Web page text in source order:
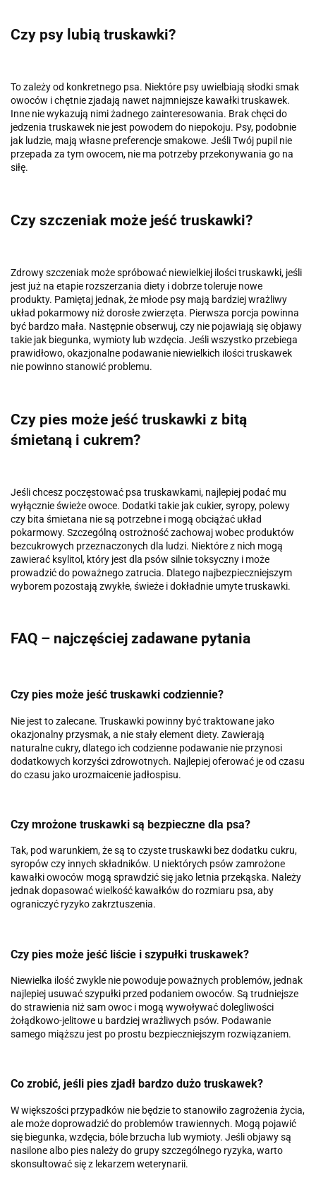
Czy psy lubią truskawki?
To zależy od konkretnego psa. Niektóre psy uwielbiają słodki smak
owoców i chętnie zjadają nawet najmniejsze kawałki truskawek.
Inne nie wykazują nimi żadnego zainteresowania. Brak chęci do
jedzenia truskawek nie jest powodem do niepokoju. Psy, podobnie
jak ludzie, mają własne preferencje smakowe. Jeśli Twój pupil nie
przepada za tym owocem, nie ma potrzeby przekonywania go na
siłę.
Czy szczeniak może jeść truskawki?
Zdrowy szczeniak może spróbować niewielkiej ilości truskawki, jeśli
jest już na etapie rozszerzania diety i dobrze toleruje nowe
produkty. Pamiętaj jednak, że młode psy mają bardziej wrażliwy
układ pokarmowy niż dorosłe zwierzęta. Pierwsza porcja powinna
być bardzo mała. Następnie obserwuj, czy nie pojawiają się objawy
takie jak biegunka, wymioty lub wzdęcia. Jeśli wszystko przebiega
prawidłowo, okazjonalne podawanie niewielkich ilości truskawek
nie powinno stanowić problemu.
Czy pies może jeść truskawki z bitą
śmietaną i cukrem?
Jeśli chcesz poczęstować psa truskawkami, najlepiej podać mu
wyłącznie świeże owoce. Dodatki takie jak cukier, syropy, polewy
czy bita śmietana nie są potrzebne i mogą obciążać układ
pokarmowy. Szczególną ostrożność zachowaj wobec produktów
bezcukrowych przeznaczonych dla ludzi. Niektóre z nich mogą
zawierać ksylitol, który jest dla psów silnie toksyczny i może
prowadzić do poważnego zatrucia. Dlatego najbezpieczniejszym
wyborem pozostają zwykłe, świeże i dokładnie umyte truskawki.
FAQ – najczęściej zadawane pytania
Czy pies może jeść truskawki codziennie?
Nie jest to zalecane. Truskawki powinny być traktowane jako
okazjonalny przysmak, a nie stały element diety. Zawierają
naturalne cukry, dlatego ich codzienne podawanie nie przynosi
dodatkowych korzyści zdrowotnych. Najlepiej oferować je od czasu
do czasu jako urozmaicenie jadłospisu.
Czy mrożone truskawki są bezpieczne dla psa?
Tak, pod warunkiem, że są to czyste truskawki bez dodatku cukru,
syropów czy innych składników. U niektórych psów zamrożone
kawałki owoców mogą sprawdzić się jako letnia przekąska. Należy
jednak dopasować wielkość kawałków do rozmiaru psa, aby
ograniczyć ryzyko zakrztuszenia.
Czy pies może jeść liście i szypułki truskawek?
Niewielka ilość zwykle nie powoduje poważnych problemów, jednak
najlepiej usuwać szypułki przed podaniem owoców. Są trudniejsze
do strawienia niż sam owoc i mogą wywoływać dolegliwości
żołądkowo-jelitowe u bardziej wrażliwych psów. Podawanie
samego miąższu jest po prostu bezpieczniejszym rozwiązaniem.
Co zrobić, jeśli pies zjadł bardzo dużo truskawek?
W większości przypadków nie będzie to stanowiło zagrożenia życia,
ale może doprowadzić do problemów trawiennych. Mogą pojawić
się biegunka, wzdęcia, bóle brzucha lub wymioty. Jeśli objawy są
nasilone albo pies należy do grupy szczególnego ryzyka, warto
skonsultować się z lekarzem weterynarii.